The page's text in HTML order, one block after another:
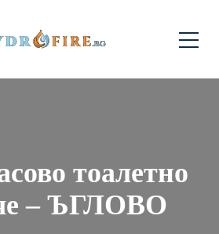
тоалетно
– ЪГЛОВО